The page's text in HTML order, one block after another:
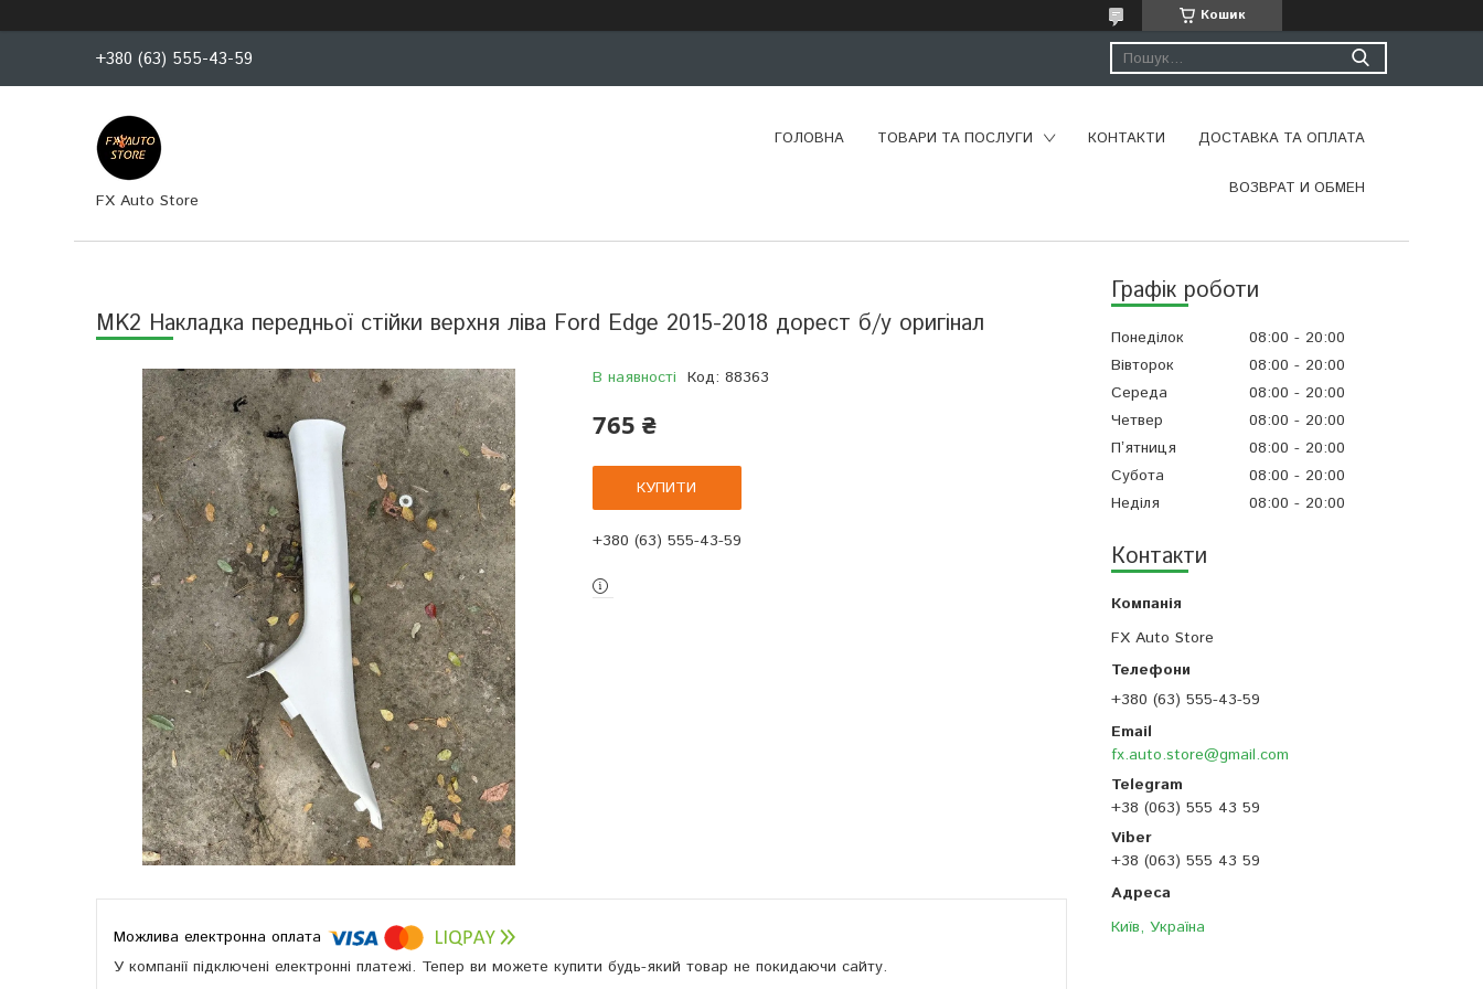
Кошик
+380 (63) 555-43-59
FX Auto Store
ГОЛОВНА ТОВАРИ ТА ПОСЛУГИ КОНТАКТИ ДОСТАВКА ТА ОПЛАТА
ВОЗВРАТ И ОБМЕН
Графік роботи
Понеділок 08:00
20:00
Вівторок
08:00
20:00
Середа
08:00
20:00
Четвер
08:00
20:00
Пʼятниця
08:00
20:00
Субота
08:00
20:00
Неділя
08:00 20:00
Контакти
FX Auto Store
+380 (63) 555-43-59
fx.auto.store@gmail.com
+38 (063) 555 43 59
+38 (063) 555 43 59
Київ, Україна
MK2 Накладка передньої стійки верхня ліва Ford Edge 2015-2018 дорест б/у оригінал
В наявності Код: 88363
765 ₴
КУПИТИ
+380 (63) 555-43-59
У компанії підключені електронні платежі. Тепер ви можете купити будь-який товар не покидаючи сайту.